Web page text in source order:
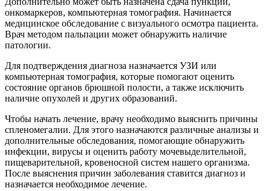
онкомаркеров, компьютерная томография. Начинается
медицинское обследование с визуального осмотра пациента.
Врач методом пальпации может обнаружить наличие
патологии.
Для подтверждения диагноза назначается УЗИ или
компьютерная томография, которые помогают оценить
состояние органов брюшной полости, а также исключить
наличие опухолей и других образований.
Чтобы начать лечение, врачу необходимо выяснить причины
спленомегалии. Для этого назначаются различные анализы и
дополнительные обследования, помогающие обнаружить
инфекции, вирусы и оценить работу мочевыделительной,
пищеварительной, кровеносной систем нашего организма.
После выяснения причин заболевания ставится диагноз и
назначается необходимое лечение.